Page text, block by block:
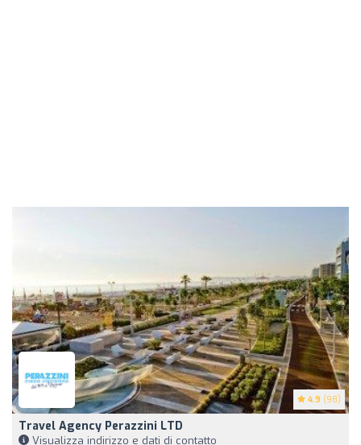
4.9 (98)
Travel Agency Perazzini LTD
Visualizza indirizzo e dati di contatto